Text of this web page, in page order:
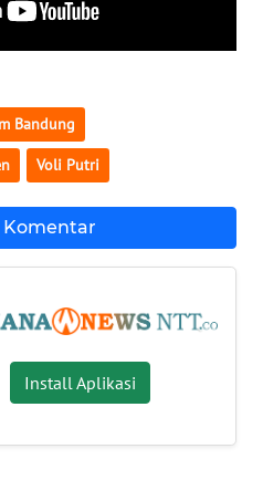
Bandung
Voli Putri
Komentar
Install Aplikasi